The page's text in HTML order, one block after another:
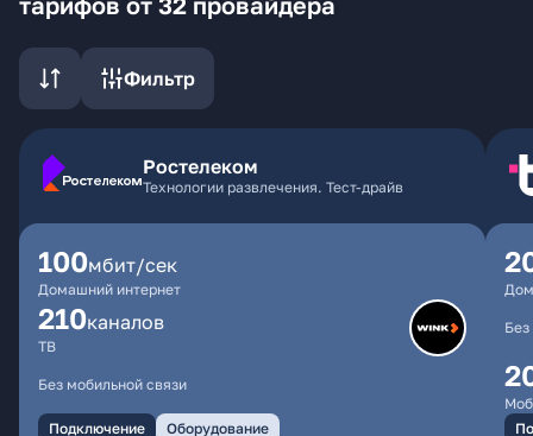
Фильтр
Ростелеком
Технологии развлечения. Тест-драйв
100мбит/сек
Домашний интернет
210каналов
ТВ
Без мобильной связи
Подключение Оборудование